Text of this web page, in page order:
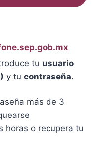
tu usuario
y tu contraseña.
más de 3
horas o recupera tu